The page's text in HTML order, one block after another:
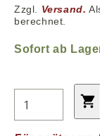
Zzgl. Versand.
berechnet.
Sofort ab